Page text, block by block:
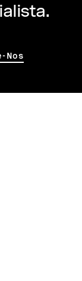
Nos